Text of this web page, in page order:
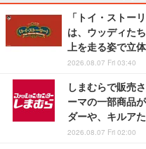
「トイ・ストー
は、ウッディた
上を走る姿で立
2026.08.07 Fri 03:40
しまむらで販売
ーマの一部商品
ダーや、キルア
2026.08.07 Fri 02:00